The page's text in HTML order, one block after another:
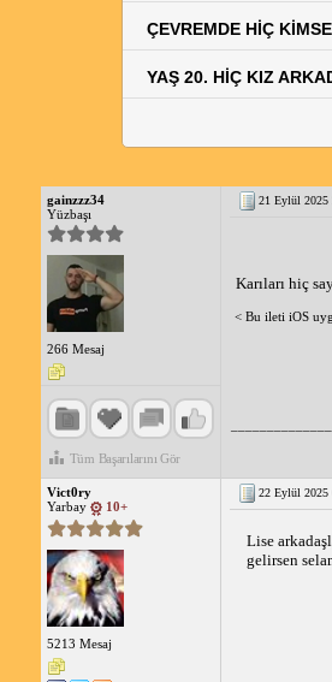
ÇEVREMDE HİÇ
YAŞ 20. HİÇ KIZ
gainzzz34
Yüzbaşı
266 Mesaj
Tüm Başarılarını Gör
21 Eylül 2025
Karıları hiç
< Bu ileti iOS
Vict0ry
Yarbay
10+
5213 Mesaj
22 Eylül 2025
Lise
gelirsen